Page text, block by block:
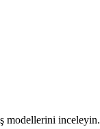
modellerini inceleyin.